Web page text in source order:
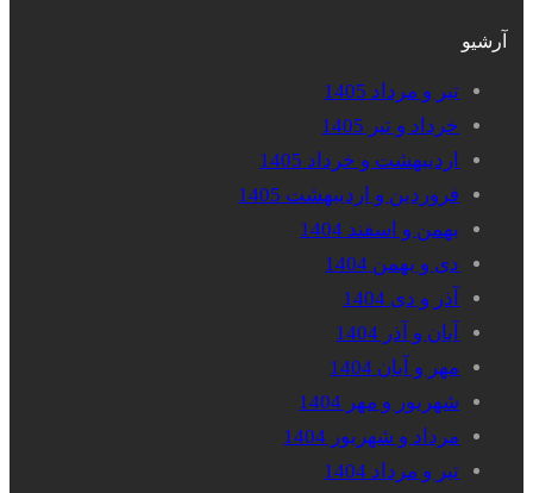
آرشیو
تیر و مرداد 1405
خرداد و تیر 1405
اردیبهشت و خرداد 1405
فروردین و اردیبهشت 1405
بهمن و اسفند 1404
دی و بهمن 1404
آذر و دی 1404
آبان و آذر 1404
مهر و آبان 1404
شهریور و مهر 1404
مرداد و شهریور 1404
تیر و مرداد 1404